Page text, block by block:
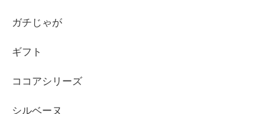
ガチじゃが
ギフト
ココアシリーズ
シルベーヌ